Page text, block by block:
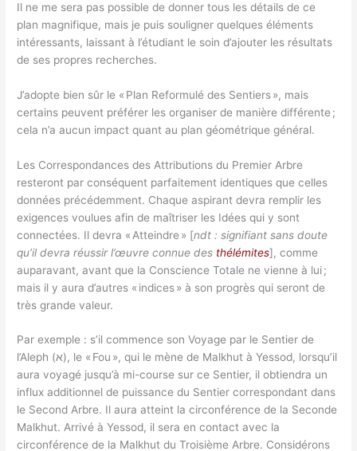
Il ne me sera pas possible de donner tous les détails de ce
plan magnifique, mais je puis souligner quelques éléments
intéressants, laissant à l’étudiant le soin d’ajouter les résultats
de ses propres recherches.
J’adopte bien sûr le « Plan Reformulé des Sentiers », mais
certains peuvent préférer les organiser de manière différente ;
cela n’a aucun impact quant au plan géométrique général.
Les Correspondances des Attributions du Premier Arbre
resteront par conséquent parfaitement identiques que celles
données précédemment. Chaque aspirant devra remplir les
exigences voulues afin de maîtriser les Idées qui y sont
connectées. Il devra « Atteindre » [ndt : signifiant sans doute
qu’il devra réussir l’œuvre connue des thélémites], comme
auparavant, avant que la Conscience Totale ne vienne à lui ;
mais il y aura d’autres « indices » à son progrès qui seront de
très grande valeur.
Par exemple : s’il commence son Voyage par le Sentier de
l’Aleph (א), le « Fou », qui le mène de Malkhut à Yessod, lorsqu’il
aura voyagé jusqu’à mi-course sur ce Sentier, il obtiendra un
influx additionnel de puissance du Sentier correspondant dans
le Second Arbre. Il aura atteint la circonférence de la Seconde
Malkhut. Arrivé à Yessod, il sera en contact avec la
circonférence de la Malkhut du Troisième Arbre. Considérons